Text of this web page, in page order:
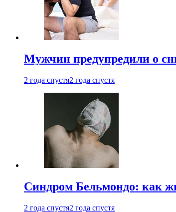
Мужчин предупредили о
2 года спустя2 года спустя
Синдром Бельмондо: как
2 года спустя2 года спустя